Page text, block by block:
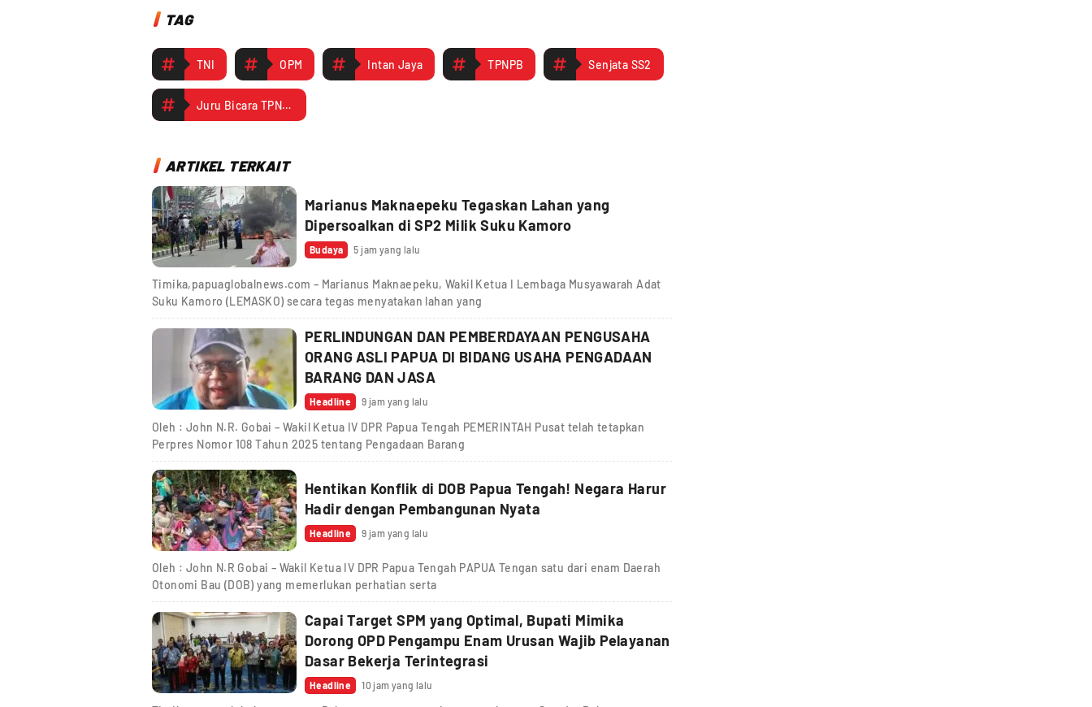
TAG
TNI OPM Intan Jaya TPNPB Senjata SS2
Juru Bicara TPNPB-OPM Sebby Sambom
ARTIKEL TERKAIT
Marianus Maknaepeku Tegaskan Lahan yang
Dipersoalkan di SP2 Milik Suku Kamoro
Budaya 5 jam yang lalu
Timika,papuaglobalnews.com – Marianus Maknaepeku, Wakil Ketua I Lembaga Musyawarah Adat
Suku Kamoro (LEMASKO) secara tegas menyatakan lahan yang
PERLINDUNGAN DAN PEMBERDAYAAN PENGUSAHA
ORANG ASLI PAPUA DI BIDANG USAHA PENGADAAN
BARANG DAN JASA
Headline 9 jam yang lalu
Oleh : John N.R. Gobai – Wakil Ketua IV DPR Papua Tengah PEMERINTAH Pusat telah tetapkan
Perpres Nomor 108 Tahun 2025 tentang Pengadaan Barang
Hentikan Konflik di DOB Papua Tengah! Negara Harur
Hadir dengan Pembangunan Nyata
Headline 9 jam yang lalu
Oleh : John N.R Gobai – Wakil Ketua IV DPR Papua Tengah PAPUA Tengan satu dari enam Daerah
Otonomi Bau (DOB) yang memerlukan perhatian serta
Capai Target SPM yang Optimal, Bupati Mimika
Dorong OPD Pengampu Enam Urusan Wajib Pelayanan
Dasar Bekerja Terintegrasi
Headline 10 jam yang lalu